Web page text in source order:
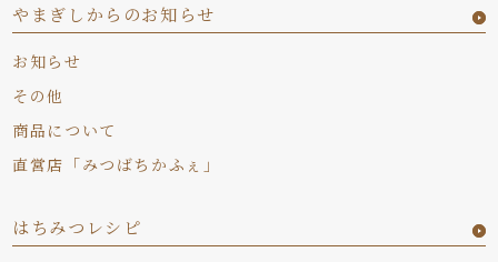
やまぎしからのお知らせ
お知らせ
その他
商品について
直営店「みつばちかふぇ」
はちみつレシピ